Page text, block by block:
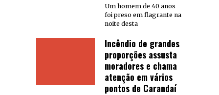
Um homem de 40 anos
foi preso em flagrante na
noite desta
Incêndio de grandes
proporções assusta
moradores e chama
atenção em vários
pontos de Carandaí